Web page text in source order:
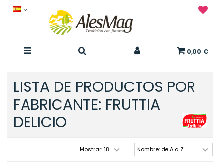
0,00 €
LISTA DE PRODUCTOS POR
FABRICANTE: FRUTTIA
DELICIO